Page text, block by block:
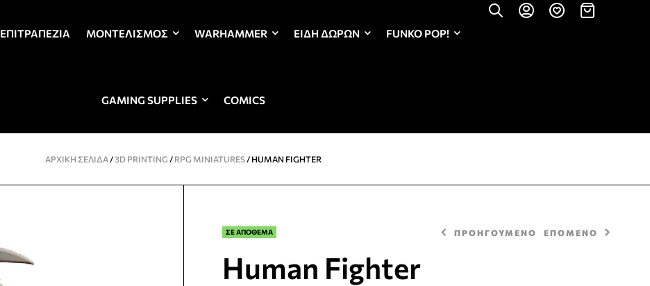
ΕΠΙΤΡΑΠΈΖΙΑ ΜΟΝΤΕΛΙΣΜΌΣ WARHAMMER ΕΊΔΗ ΔΏΡΩΝ FUNKO POP!
GAMING SUPPLIES COMICS
ΑΡΧΙΚΉ ΣΕΛΊΔΑ/3D PRINTING / RPG MINIATURES/ HUMAN FIGHTER
ΣΕ ΑΠΟΘΕΜΑ ΠΡΟΗΓΟΥΜΕΝΟ ΕΠΟΜΕΝΟ
Human Fighter